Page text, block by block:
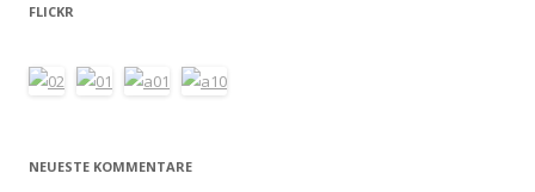
FLICKR
NEUESTE KOMMENTARE